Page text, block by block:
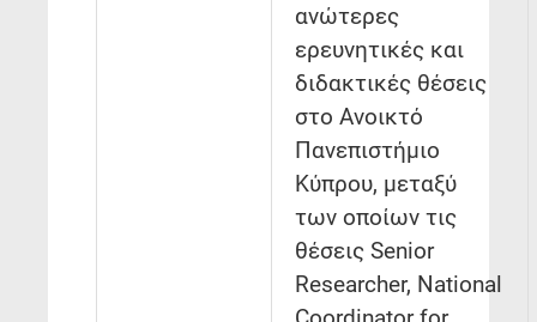
ανώτερες
ερευνητικές και
διδακτικές θέσεις
στο Ανοικτό
Πανεπιστήμιο
Κύπρου, μεταξύ
των οποίων τις
θέσεις Senior
Researcher, National